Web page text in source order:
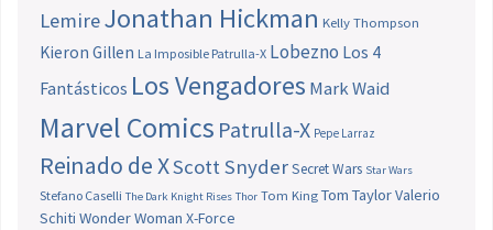
LemireJonathan Hickman Kelly Thompson
Kieron Gillen La Imposible Patrulla-X Lobezno Los 4
Fantásticos Los Vengadores Mark Waid
Marvel Comics Patrulla-X Pepe Larraz
Reinado de XScott SnyderSecret Wars Star Wars
Stefano Caselli The Dark Knight Rises Thor Tom King Tom TaylorValerio
Schiti Wonder Woman X-Force